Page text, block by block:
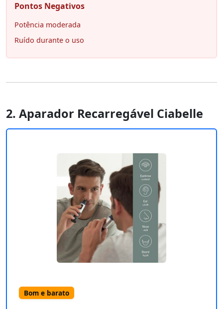
Pontos Negativos
Potência moderada
Ruído durante o uso
2. Aparador Recarregável Ciabelle ‎
Bom e barato